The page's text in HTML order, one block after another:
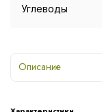
Углеводы
Описание